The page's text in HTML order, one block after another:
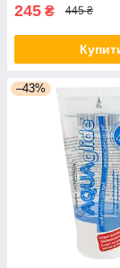
245 ₴ 445 ₴
–43%